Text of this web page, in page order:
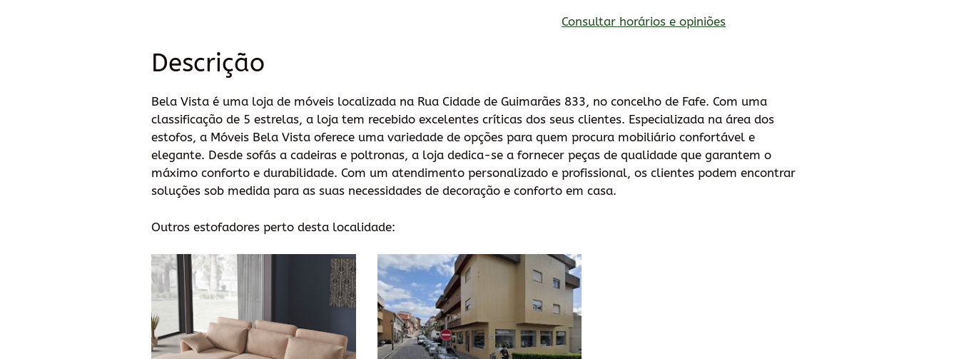
Consultar horários e opiniões
Descrição
Bela Vista é uma loja de móveis localizada na Rua Cidade de Guimarães 833, no concelho de Fafe. Com uma
classificação de 5 estrelas, a loja tem recebido excelentes críticas dos seus clientes. Especializada na área dos
estofos, a Móveis Bela Vista oferece uma variedade de opções para quem procura mobiliário confortável e
elegante. Desde sofás a cadeiras e poltronas, a loja dedica-se a fornecer peças de qualidade que garantem o
máximo conforto e durabilidade. Com um atendimento personalizado e profissional, os clientes podem encontrar
soluções sob medida para as suas necessidades de decoração e conforto em casa.
Outros estofadores perto desta localidade: